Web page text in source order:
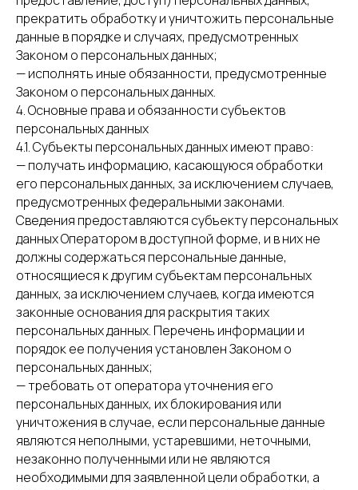
прекратить обработку и уничтожить персональные
данные в порядке и случаях, предусмотренных
Законом о персональных данных;
— исполнять иные обязанности, предусмотренные
Законом о персональных данных.
4. Основные права и обязанности субъектов
персональных данных
4.1. Субъекты персональных данных имеют право:
— получать информацию, касающуюся обработки
его персональных данных, за исключением случаев,
предусмотренных федеральными законами.
Сведения предоставляются субъекту персональных
данных Оператором в доступной форме, и в них не
должны содержаться персональные данные,
относящиеся к другим субъектам персональных
данных, за исключением случаев, когда имеются
законные основания для раскрытия таких
персональных данных. Перечень информации и
порядок ее получения установлен Законом о
персональных данных;
— требовать от оператора уточнения его
персональных данных, их блокирования или
уничтожения в случае, если персональные данные
являются неполными, устаревшими, неточными,
незаконно полученными или не являются
необходимыми для заявленной цели обработки, а